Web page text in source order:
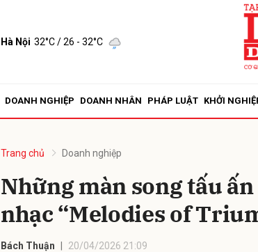
Hà Nội 32°C/ 26 - 32°C
DOANH NGHIỆP DOANH NHÂN PHÁP LUẬT KHỞI
Trang chủ Doanh nghiệp
Những màn song tấu
nhạc “Melodies of
Bách Thuận 20/04/2026 21:09